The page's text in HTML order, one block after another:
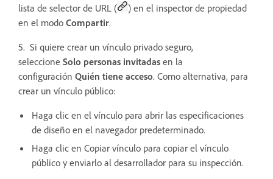
lista de selector de URL (
) en el inspector de propiedad
en el modo Compartir.
5. Si quiere crear un vínculo privado seguro,
seleccione Solo personas invitadas en la
configuración Quién tiene acceso. Como alternativa, para
crear un vínculo público:
Haga clic en el vínculo para abrir las especificaciones
de diseño en el navegador predeterminado.
Haga clic en Copiar vínculo para copiar el vínculo
público y enviarlo al desarrollador para su inspección.